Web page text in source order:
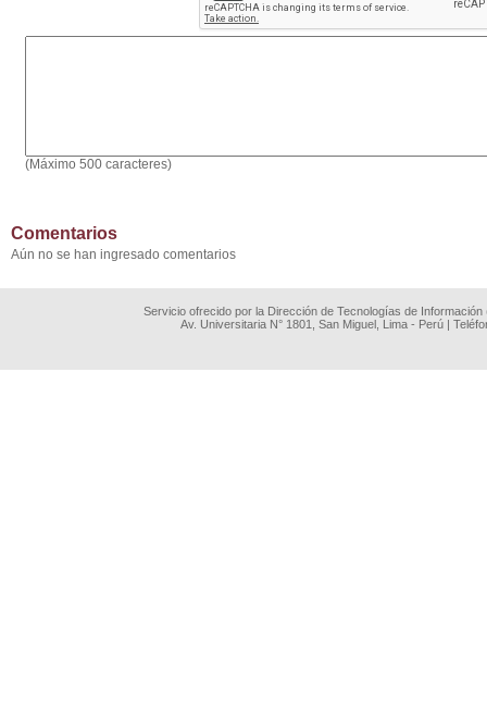
(Máximo 500 caracteres)
Comentarios
Aún no se han ingresado comentarios
Servicio ofrecido por la Dirección de Tecnologías de
Av. Universitaria N° 1801, San Miguel, Lima - Perú |